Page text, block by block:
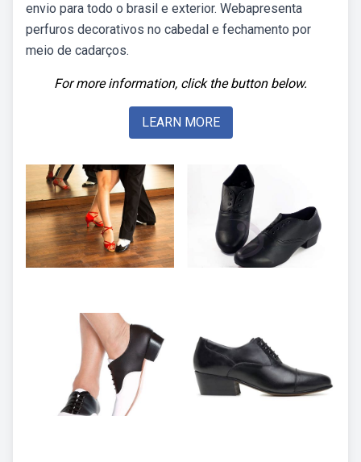
envio para todo o brasil e exterior. Webapresenta
perfuros decorativos no cabedal e fechamento por
meio de cadarços.
For more information, click the button below.
LEARN MORE